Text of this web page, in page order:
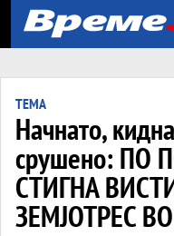
ТЕМА
Начнато,
срушено: ПО
СТИГНА
ЗЕМЈОТРЕС